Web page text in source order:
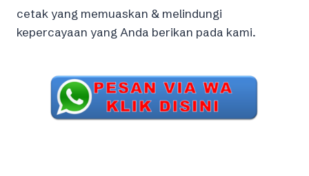
cetak yang memuaskan & melindungi
kepercayaan yang Anda berikan pada kami.